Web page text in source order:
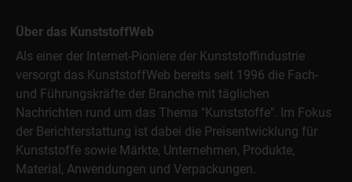
Über das KunststoffWeb
Als einer der Internet-Pioniere der Kunststoffindustrie
versorgt das KunststoffWeb bereits seit 1996 die Fach-
und Führungskräfte der Branche mit täglichen
Nachrichten rund um das Thema "Kunststoffe". Im Fokus
der Berichterstattung ist dabei die Preisentwicklung für
Kunststoffe sowie Märkte, Unternehmen, Produkte,
Material, Anwendungen und Verpackungen.